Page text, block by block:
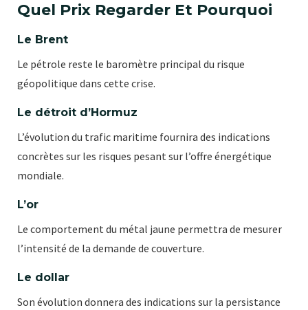
Quel Prix Regarder Et Pourquoi
Le Brent
Le pétrole reste le baromètre principal du risque
géopolitique dans cette crise.
Le détroit d’Hormuz
L’évolution du trafic maritime fournira des indications
concrètes sur les risques pesant sur l’offre énergétique
mondiale.
L’or
Le comportement du métal jaune permettra de mesurer
l’intensité de la demande de couverture.
Le dollar
Son évolution donnera des indications sur la persistance